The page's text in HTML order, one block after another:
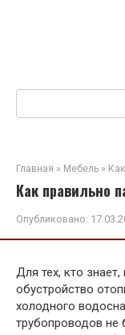
Главная » Мебель »
Как правильно
Опубликовано:
Для тех, кто
обустройство
холодного
трубопроводов